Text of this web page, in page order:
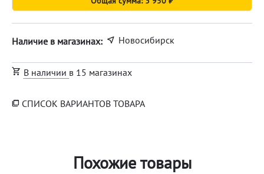
Наличие в магазинах: Новосибирск
В наличии в 15 магазинах
СПИСОК ВАРИАНТОВ ТОВАРА
Похожие товары